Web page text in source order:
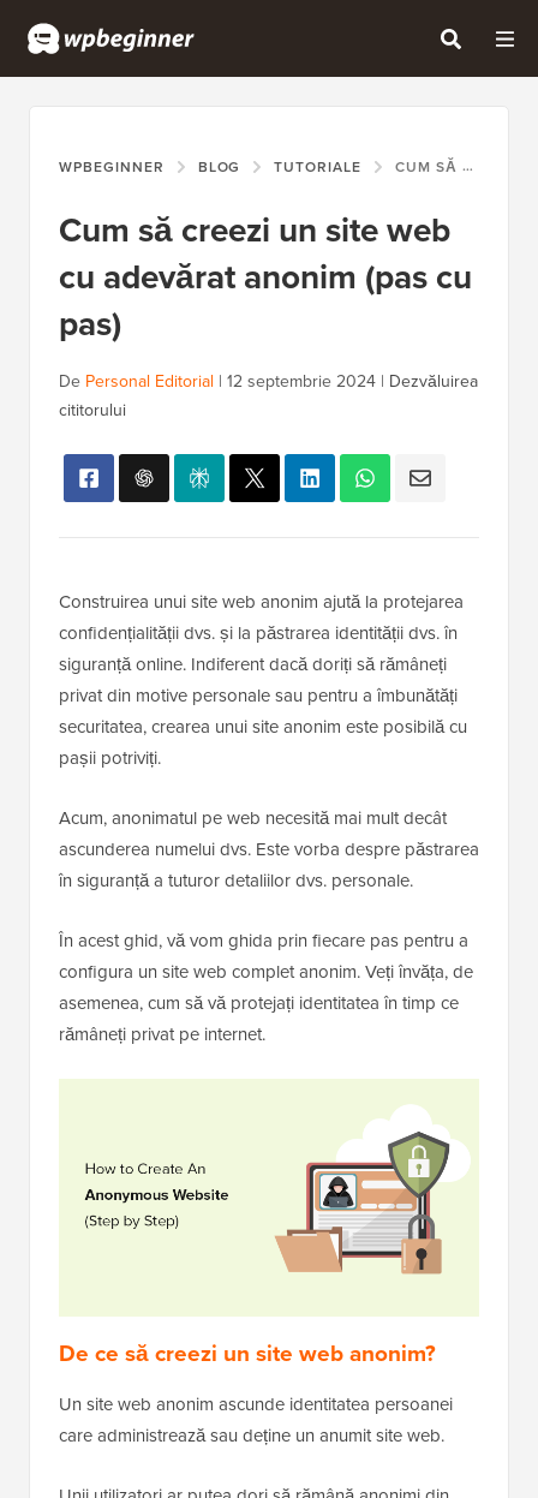
WPBEGINNER BLOG TUTORIALE CUM SĂ CREEZI UN SITE WEB CU ADEVĂRAT ANONIM (PAS CU PAS)
Cum să creezi un site web
cu adevărat anonim (pas cu
pas)
De Personal Editorial | 12 septembrie 2024 | Dezvăluirea
cititorului
Construirea unui site web anonim ajută la protejarea
confidențialității dvs. și la păstrarea identității dvs. în
siguranță online. Indiferent dacă doriți să rămâneți
privat din motive personale sau pentru a îmbunătăți
securitatea, crearea unui site anonim este posibilă cu
pașii potriviți.
Acum, anonimatul pe web necesită mai mult decât
ascunderea numelui dvs. Este vorba despre păstrarea
în siguranță a tuturor detaliilor dvs. personale.
În acest ghid, vă vom ghida prin fiecare pas pentru a
configura un site web complet anonim. Veți învăța, de
asemenea, cum să vă protejați identitatea în timp ce
rămâneți privat pe internet.
De ce să creezi un site web anonim?
Un site web anonim ascunde identitatea persoanei
care administrează sau deține un anumit site web.